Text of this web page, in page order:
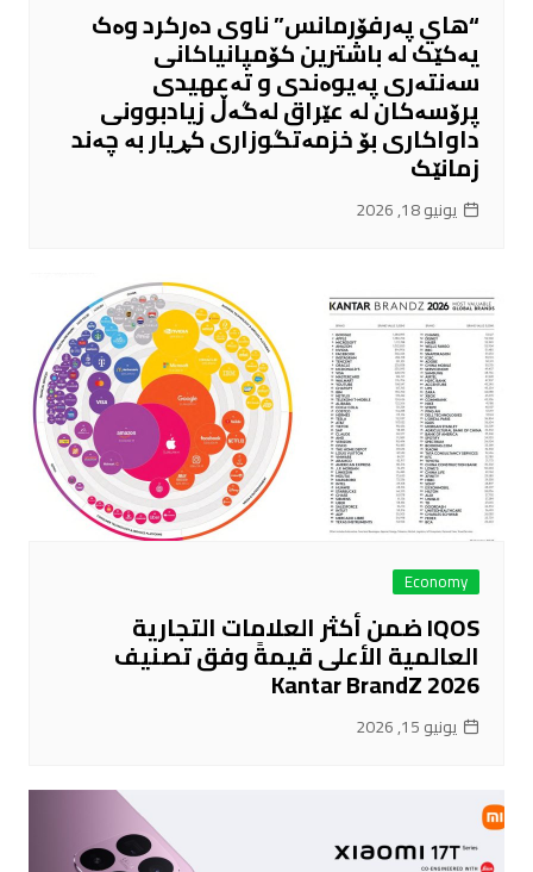
“هاي پەرفۆرمانس” ناوی دەرکرد وەک
یەکێک لە باشترین کۆمپانیاکانی
سەنتەری پەیوەندی و تەعهیدی
پرۆسەکان لە عێراق لەگەڵ زیادبوونی
داواکاری بۆ خزمەتگوزاری کڕیار بە چەند
زمانێک
يونيو 18, 2026
Economy
IQOS ضمن أكثر العلامات التجارية
العالمية الأعلى قيمةً وفق تصنيف
Kantar BrandZ 2026
يونيو 15, 2026